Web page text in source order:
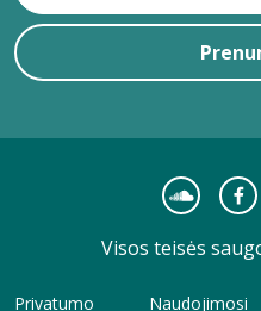
Visos teisės
Privatumo Naudojimosi